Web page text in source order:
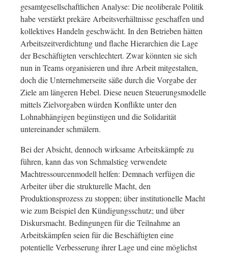
gesamtgesellschaftlichen Analyse: Die neoliberale Politik
habe verstärkt prekäre Arbeitsverhältnisse geschaffen und
kollektives Handeln geschwächt. In den Betrieben hätten
Arbeitszeitverdichtung und flache Hierarchien die Lage
der Beschäftigten verschlechtert. Zwar könnten sie sich
nun in Teams organisieren und ihre Arbeit mitgestalten,
doch die Unternehmerseite säße durch die Vorgabe der
Ziele am längeren Hebel. Diese neuen Steuerungsmodelle
mittels Zielvorgaben würden Konflikte unter den
Lohnabhängigen begünstigen und die Solidarität
untereinander schmälern.
Bei der Absicht, dennoch wirksame Arbeitskämpfe zu
führen, kann das von Schmalstieg verwendete
Machtressourcenmodell helfen: Demnach verfügen die
Arbeiter über die strukturelle Macht, den
Produktionsprozess zu stoppen; über institutionelle Macht
wie zum Beispiel den Kündigungsschutz; und über
Diskursmacht. Bedingungen für die Teilnahme an
Arbeitskämpfen seien für die Beschäftigten eine
potentielle Verbesserung ihrer Lage und eine möglichst